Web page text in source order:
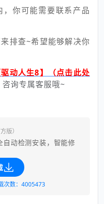
你可能需要联系产品
排查~希望能够解决你
驱动人生8】（点击此处
咨询专属客服哦~
版）
自动检测安装，智能修
次数：4005473